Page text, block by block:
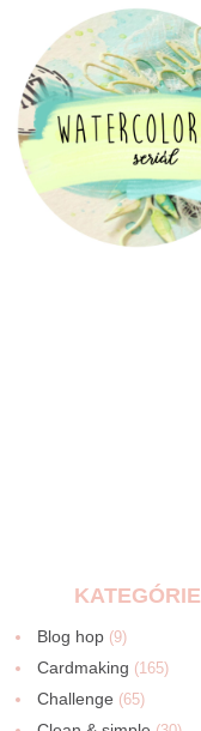
KATEGÓRIE
Blog hop (9)
Cardmaking (165)
Challenge (65)